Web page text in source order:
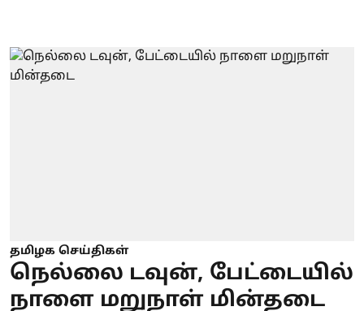
தமிழக செய்திகள்
நெல்லை டவுன், பேட்டையில்
நாளை மறுநாள் மின்தடை